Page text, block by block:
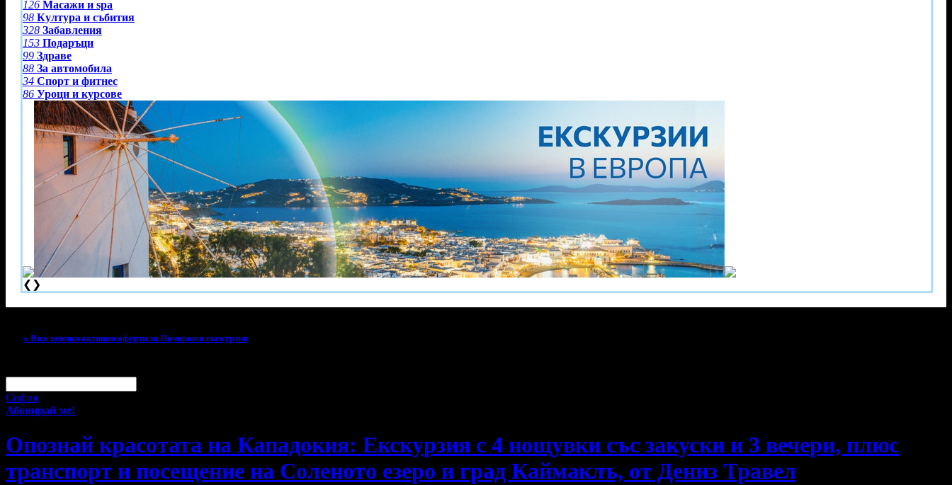
126 Масажи и spa
98 Култура и събития
328 Забавления
153 Подаръци
99 Здраве
88 За автомобила
34 Спорт и фитнес
86 Уроци и курсове
❮ ❯
» Виж всички активни оферти за Почивки и екскурзии
София
Абонирай ме!
Опознай красотата на Кападокия: Екскурзия с 4 нощувки със закуски и 3 вечери, плюс
транспорт и посещение на Соленото езеро и град Каймаклъ, от Дениз Травел